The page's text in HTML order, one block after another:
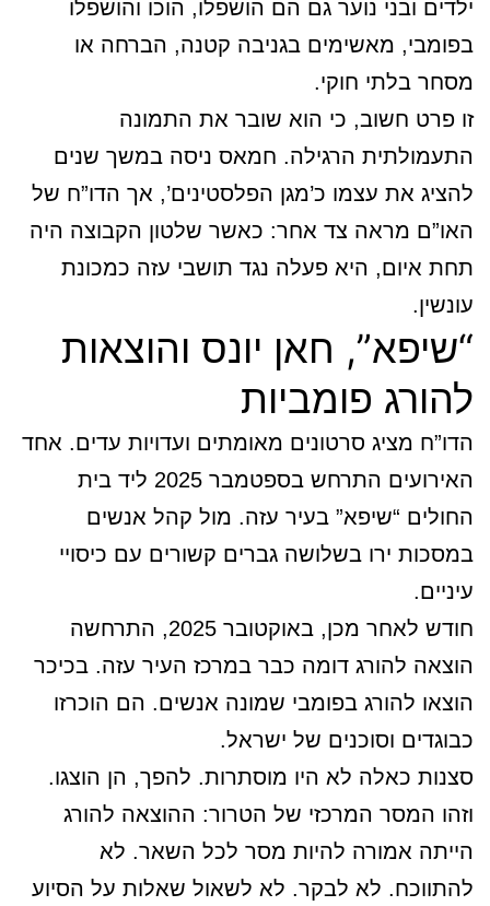
ילדים ובני נוער גם הם הושפלו, הוכו והושפלו
בפומבי, מאשימים בגניבה קטנה, הברחה או
מסחר בלתי חוקי.
זו פרט חשוב, כי הוא שובר את התמונה
התעמולתית הרגילה. חמאס ניסה במשך שנים
להציג את עצמו כ’מגן הפלסטינים’, אך הדו”ח של
האו”ם מראה צד אחר: כאשר שלטון הקבוצה היה
תחת איום, היא פעלה נגד תושבי עזה כמכונת
עונשין.
“שיפא”, חאן יונס והוצאות
להורג פומביות
הדו”ח מציג סרטונים מאומתים ועדויות עדים. אחד
האירועים התרחש בספטמבר 2025 ליד בית
החולים “שיפא” בעיר עזה. מול קהל אנשים
במסכות ירו בשלושה גברים קשורים עם כיסויי
עיניים.
חודש לאחר מכן, באוקטובר 2025, התרחשה
הוצאה להורג דומה כבר במרכז העיר עזה. בכיכר
הוצאו להורג בפומבי שמונה אנשים. הם הוכרזו
כבוגדים וסוכנים של ישראל.
סצנות כאלה לא היו מוסתרות. להפך, הן הוצגו.
וזהו המסר המרכזי של הטרור: ההוצאה להורג
הייתה אמורה להיות מסר לכל השאר. לא
להתווכח. לא לבקר. לא לשאול שאלות על הסיוע